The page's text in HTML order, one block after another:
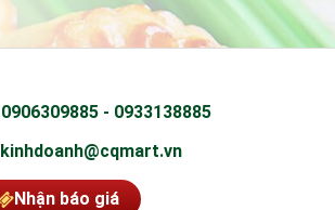
0906309885 - 0933138885
kinhdoanh@cqmart.vn
Nhận báo giá